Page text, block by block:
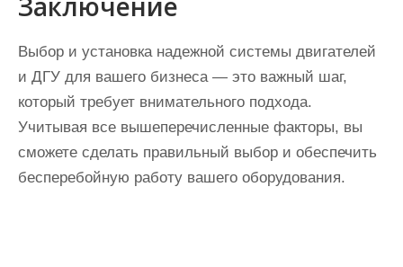
Выбор и установка надежной системы двигателей
и ДГУ для вашего бизнеса — это важный шаг,
который требует внимательного подхода.
Учитывая все вышеперечисленные факторы, вы
сможете сделать правильный выбор и обеспечить
бесперебойную работу вашего оборудования.